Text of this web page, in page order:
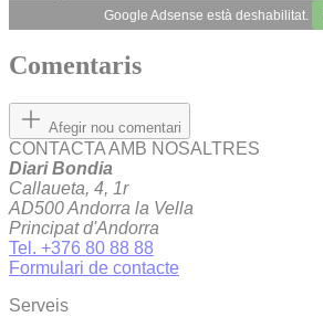
Google Adsense està deshabilitat.
Comentaris
Afegir nou comentari
CONTACTA AMB NOSALTRES
Diari Bondia
Callaueta, 4, 1r
AD500 Andorra la Vella
Principat d'Andorra
Tel. +376 80 88 88
Formulari de contacte
Serveis